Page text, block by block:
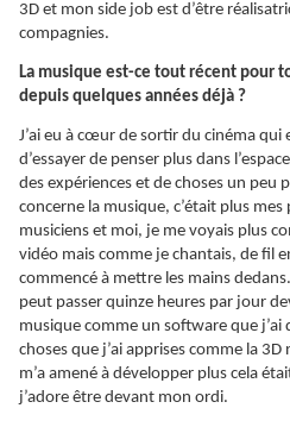
3D et mon side job est d’être
compagnies.
La musique est-ce tout récent pour
depuis quelques années déjà ?
J’ai eu à cœur de sortir du cinéma
d’essayer de penser plus dans
des expériences et de choses un peu
concerne la musique, c’était plus
musiciens et moi, je me voyais plus
vidéo mais comme je chantais, de fil
commencé à mettre les mains
peut passer quinze heures par jour
musique comme un software que j’ai
choses que j’ai apprises comme la
m’a amené à développer plus cela
j’adore être devant mon ordi.